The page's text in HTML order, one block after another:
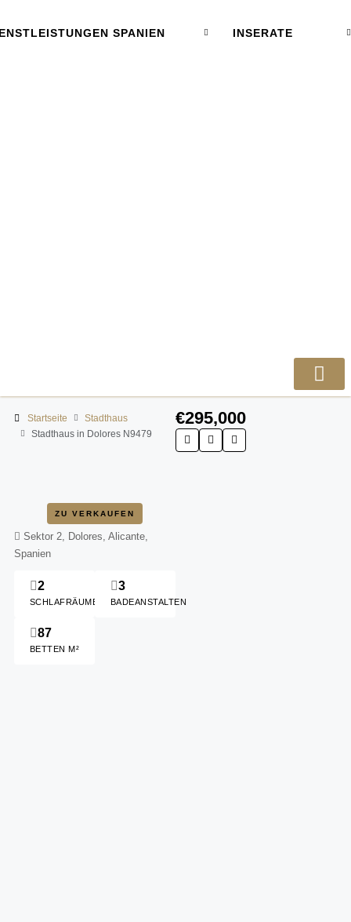
SPANIEN INSERATE
Startseite
Stadthaus
Stadthaus in Dolores N9479
ZU VERKAUFEN
Sektor 2, Dolores, Alicante,
Spanien
SCHLAFRÄUME
2
BADEANSTALTEN
3
BETTEN M²
87
€295,000